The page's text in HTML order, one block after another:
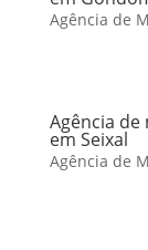
Agência de
Agência
em Seixal
Agência de